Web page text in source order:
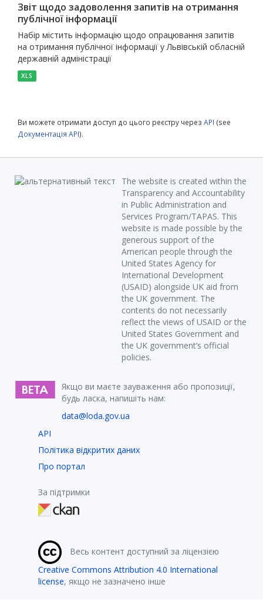
Звіт щодо задоволення запитів на отримання
публічної інформації
Набір містить інформацію щодо опрацювання запитів
на отримання публічної інформації у Львівській обласній
державній адміністрації
XLS
Ви можете отримати доступ до цього реєстру через API (see
Документація API).
The website is created within the
Transparency and Accountability
in Public Administration and
Services Program/TAPAS. This
website is made possible by the
generous support of the
American people through the
United States Agency for
International Development
(USAID) alongside UK aid from
the UK government. The
contents do not necessarily
reflect the views of USAID or the
United States Government and
the UK government’s official
policies.
Якщо ви маєте зауваження або пропозиції,
будь ласка, напишіть нам:
data@loda.gov.ua
API
Політика відкритих даних
Про портал
За підтримки
Весь контент доступний за ліцензією
Creative Commons Attribution 4.0 International
license, якщо не зазначено інше